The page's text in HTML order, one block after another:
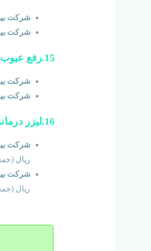
شرکت
شرکت
15.رفع عیوب انکساری:
شرکت
شرکت
16.لیزر درمانی و فیزیوتراپی
شرکت
ریال (جمعاً 30،000،000 ریال پوشش بیمه ای) قابل
شرکت
ریال (جمعاً 14،000،000 ریال پوشش بیمه ای) قابل